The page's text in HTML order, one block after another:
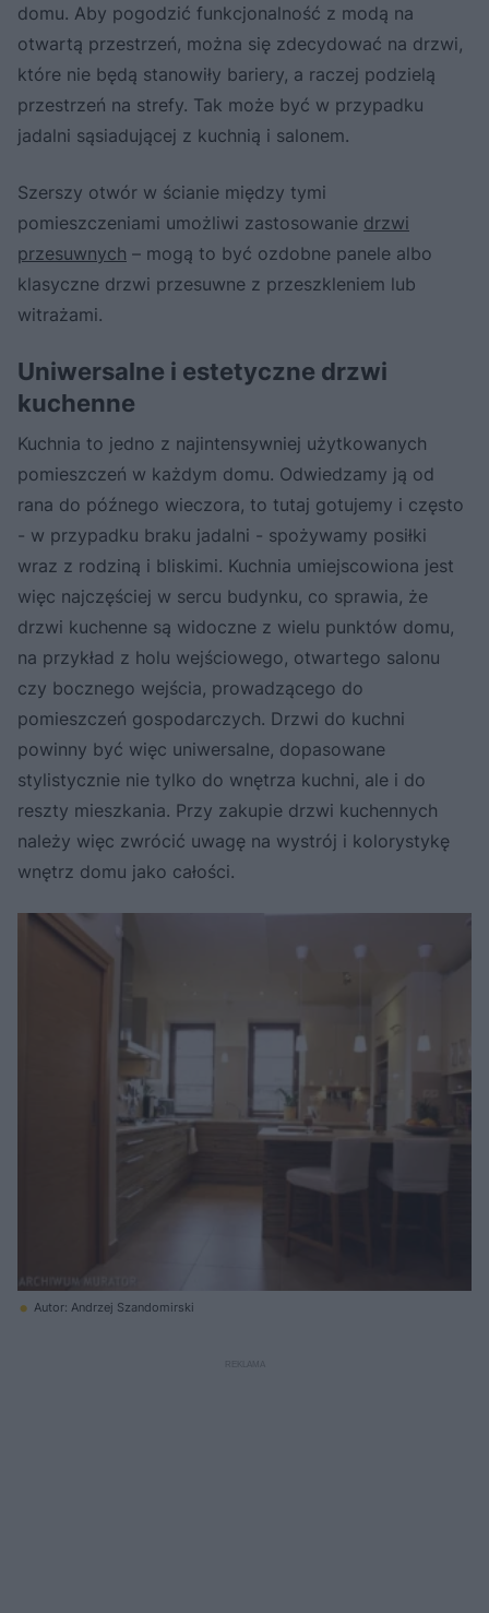
domu. Aby pogodzić funkcjonalność z modą na
otwartą przestrzeń, można się zdecydować na drzwi,
które nie będą stanowiły bariery, a raczej podzielą
przestrzeń na strefy. Tak może być w przypadku
jadalni sąsiadującej z kuchnią i salonem.
Szerszy otwór w ścianie między tymi
pomieszczeniami umożliwi zastosowanie drzwi
przesuwnych – mogą to być ozdobne panele albo
klasyczne drzwi przesuwne z przeszkleniem lub
witrażami.
Uniwersalne i estetyczne drzwi
kuchenne
Kuchnia to jedno z najintensywniej użytkowanych
pomieszczeń w każdym domu. Odwiedzamy ją od
rana do późnego wieczora, to tutaj gotujemy i często
- w przypadku braku jadalni - spożywamy posiłki
wraz z rodziną i bliskimi. Kuchnia umiejscowiona jest
więc najczęściej w sercu budynku, co sprawia, że
drzwi kuchenne są widoczne z wielu punktów domu,
na przykład z holu wejściowego, otwartego salonu
czy bocznego wejścia, prowadzącego do
pomieszczeń gospodarczych. Drzwi do kuchni
powinny być więc uniwersalne, dopasowane
stylistycznie nie tylko do wnętrza kuchni, ale i do
reszty mieszkania. Przy zakupie drzwi kuchennych
należy więc zwrócić uwagę na wystrój i kolorystykę
wnętrz domu jako całości.
Autor: Andrzej Szandomirski